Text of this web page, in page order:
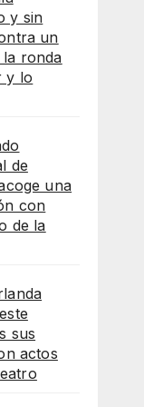
y sin
un
ronda
y lo
de
una
con
de la
sus
actos